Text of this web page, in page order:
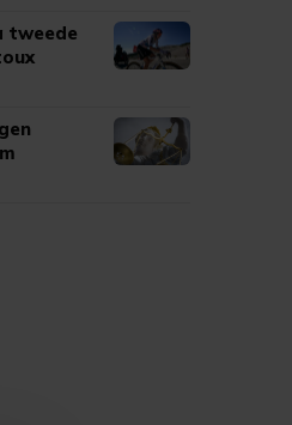
tweede